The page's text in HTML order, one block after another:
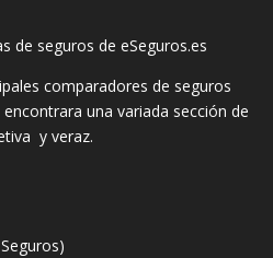
de seguros de eSeguros.es
comparadores de seguros
una variada sección de
y veraz.